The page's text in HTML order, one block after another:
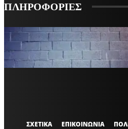
ΠΛΗΡΟΦΟΡΙΕΣ
VARiEMAi
OFFICIAL
ΣΧΕΤΙΚΑ ΕΠΙΚΟΙΝΩΝΙΑ